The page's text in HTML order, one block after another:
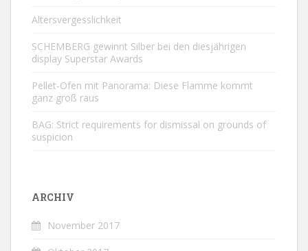
Altersvergesslichkeit
SCHEMBERG gewinnt Silber bei den diesjährigen
display Superstar Awards
Pellet-Ofen mit Panorama: Diese Flamme kommt
ganz groß raus
BAG: Strict requirements for dismissal on grounds of
suspicion
ARCHIV
November 2017